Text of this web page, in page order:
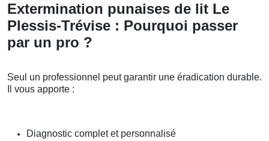
Extermination punaises de lit Le
Plessis-Trévise : Pourquoi passer
par un pro ?
Seul un professionnel peut garantir une éradication durable.
Il vous apporte :
Diagnostic complet et personnalisé